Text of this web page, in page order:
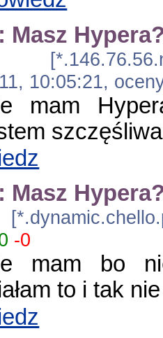
Masz
10:05:21,
mam
Masz
-0
mam bo
to i tak